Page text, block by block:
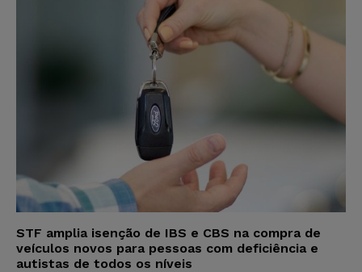
STF amplia isenção de IBS e CBS na compra de
veículos novos para pessoas com deficiência e
autistas de todos os níveis